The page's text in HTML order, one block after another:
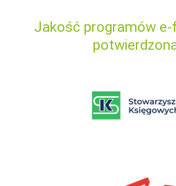
Jakość programów e-